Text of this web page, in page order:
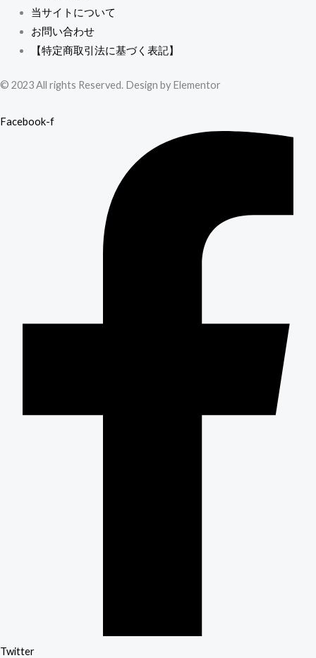
当サイトについて
お問い合わせ
【特定商取引法に基づく表記】
© 2023 All rights Reserved. Design by Elementor
Facebook-f
Twitter